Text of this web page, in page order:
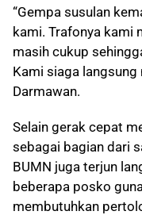
“Gempa susulan
kami. Trafonya kami
masih cukup
Kami siaga langsung
Darmawan.
Selain gerak cepat
sebagai bagian dari
BUMN juga terjun
beberapa posko
membutuhkan